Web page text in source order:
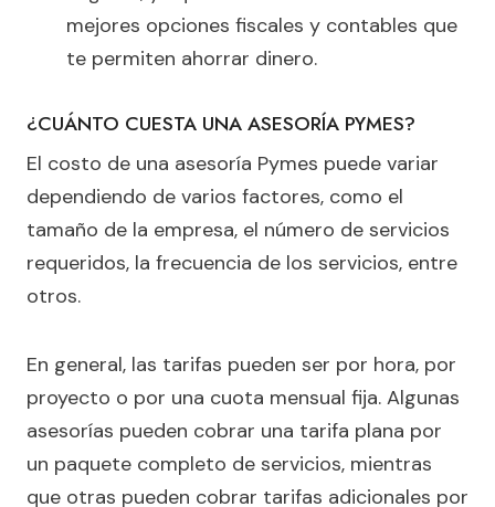
mejores opciones fiscales y contables que
te permiten ahorrar dinero.
¿CUÁNTO CUESTA UNA ASESORÍA PYMES?
El costo de una asesoría Pymes puede variar
dependiendo de varios factores, como el
tamaño de la empresa, el número de servicios
requeridos, la frecuencia de los servicios, entre
otros.
En general, las tarifas pueden ser por hora, por
proyecto o por una cuota mensual fija. Algunas
asesorías pueden cobrar una tarifa plana por
un paquete completo de servicios, mientras
que otras pueden cobrar tarifas adicionales por